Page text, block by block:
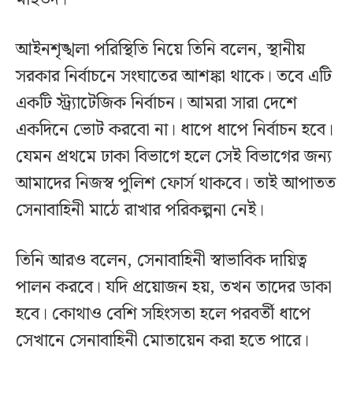
আইনশৃঙ্খলা পরিস্থিতি নিয়ে তিনি বলেন, স্থানীয়
সরকার নির্বাচনে সংঘাতের আশঙ্কা থাকে। তবে এটি
একটি স্ট্র্যাটেজিক নির্বাচন। আমরা সারা দেশে
একদিনে ভোট করবো না। ধাপে ধাপে নির্বাচন হবে।
যেমন প্রথমে ঢাকা বিভাগে হলে সেই বিভাগের জন্য
আমাদের নিজস্ব পুলিশ ফোর্স থাকবে। তাই আপাতত
সেনাবাহিনী মাঠে রাখার পরিকল্পনা নেই।
তিনি আরও বলেন, সেনাবাহিনী স্বাভাবিক দায়িত্ব
পালন করবে। যদি প্রয়োজন হয়, তখন তাদের ডাকা
হবে। কোথাও বেশি সহিংসতা হলে পরবর্তী ধাপে
সেখানে সেনাবাহিনী মোতায়েন করা হতে পারে।